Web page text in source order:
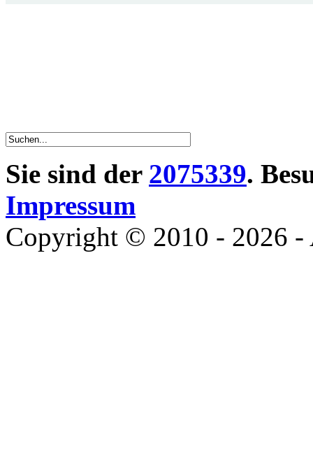
Sie sind der 2075339.
Impressum
Copyright © 2010 - 2026 -